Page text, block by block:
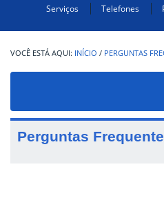
Serviços Telefones
INÍCIO / PERGUNTAS
Perguntas